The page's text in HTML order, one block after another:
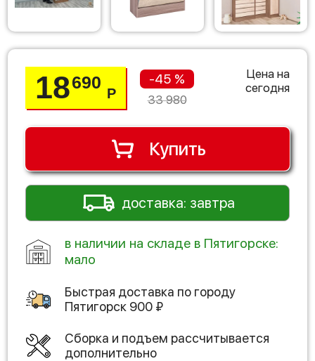
18690
Р
-45 %
33 980
Цена на
сегодня
Купить
доставка: завтра
в наличии на складе в Пятигорске:
мало
Быстрая доставка по городу
Пятигорск 900 ₽
Сборка и подъем рассчитывается
дополнительно